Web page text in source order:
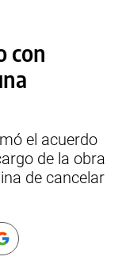
con
el acuerdo
de la obra
de cancelar